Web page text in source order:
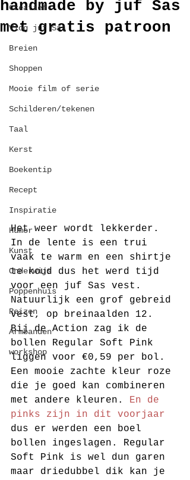
Creatief
Vlog juf Sas
Breien
Shoppen
Mooie film of serie
Schilderen/tekenen
Taal
Kerst
Boekentip
Recept
Inspiratie
Humor
Kunst
Onderwijs
Poppenhuis
Reizen
Armbanden
workshop
handmade by juf Sas
met gratis patroon
Het weer wordt lekkerder.
In de lente is een trui
vaak te warm en een shirtje
te koud dus het werd tijd
voor een juf Sas vest.
Natuurlijk een grof gebreid
vest, op breinaalden 12.
Bij de Action zag ik de
bollen Regular Soft Pink
liggen voor €0,59 per bol.
Een mooie zachte kleur roze
die je goed kan combineren
met andere kleuren. En de
pinks zijn in dit voorjaar
dus er werden een boel
bollen ingeslagen. Regular
Soft Pink is wel dun garen
maar driedubbel dik kan je